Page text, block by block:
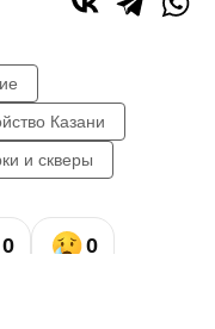
Казани
и скверы
0 0